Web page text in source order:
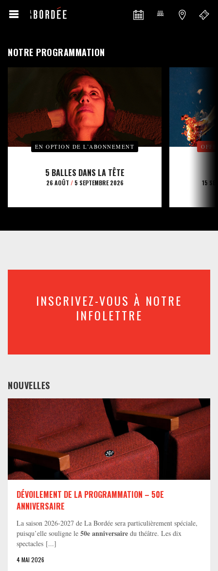
NOTRE PROGRAMMATION
EN OPTION DE L’ABONNEMENT
5 BALLES DANS LA TÊTE
26 AOÛT /5 SEPTEMBRE 2026 15
INSCRIVEZ-VOUS À NOTRE
INFOLETTRE
NOUVELLES
DÉVOILEMENT DE LA PROGRAMMATION – 50E
ANNIVERSAIRE
La saison 2026-2027 de La Bordée sera particulièrement spéciale,
puisqu’elle souligne le 50e anniversaire du théâtre. Les dix
spectacles [...]
4 MAI 2026